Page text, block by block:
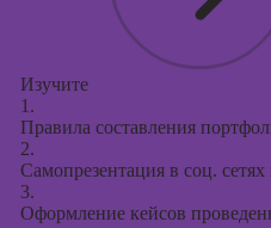
Изучите
1.
Правила составления
2.
Самопрезентация в соц.
3.
Оформление кейсов